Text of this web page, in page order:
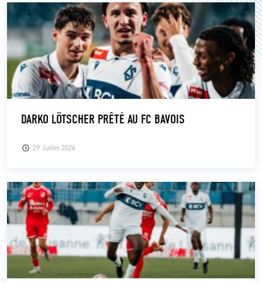
FANS
KIDS
BUSINESS
RESTAURATION
CLUB
ACTUALITÉS
LS E-SHOP
L’APP DU LS
LS ACADEMY CAMPS
29 Juillet 2026
DARKO LÖTSCHER PRÊTÉ AU FC BAVOIS